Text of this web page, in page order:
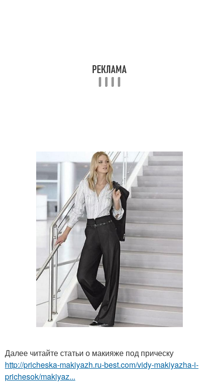
Далее читайте статьи о макияже под прическу
http://pricheska-makiyazh.ru-best.com/vidy-makiyazha-i-
prichesok/makiyaz...